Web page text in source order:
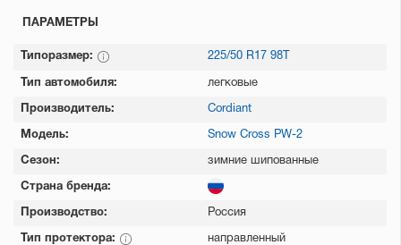
ПАРАМЕТРЫ
Типоразмер: 225/50 R17 98T
Тип автомобиля: легковые
Производитель: Cordiant
Модель: Snow Cross PW-2
Сезон: зимние шипованные
Страна бренда:
Производство: Россия
Тип протектора: направленный